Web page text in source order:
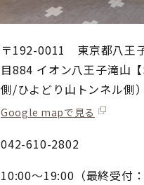
〒192-0011 東京都八王
目884 イオン八王子滝山
側/ひよどり山トンネル側
Google mapで見る
042-610-2802
10:00～19:00（最終受付：